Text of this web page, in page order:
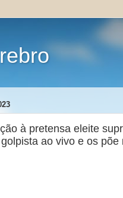
à pretensa eleite
ao vivo e os põe